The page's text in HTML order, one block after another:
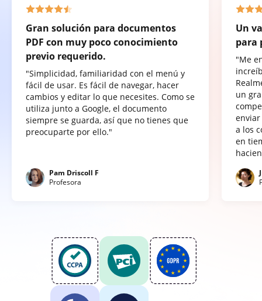
Gran solución para documentos
PDF con muy poco conocimiento
previo requerido.
"Simplicidad, familiaridad con el menú y
fácil de usar. Es fácil de navegar, hacer
cambios y editar lo que necesites. Como se
utiliza junto a Google, el documento
siempre se guarda, así que no tienes que
preocuparte por ello."
Pam Driscoll F
Profesora
Un
para
"Me
un
a los
en